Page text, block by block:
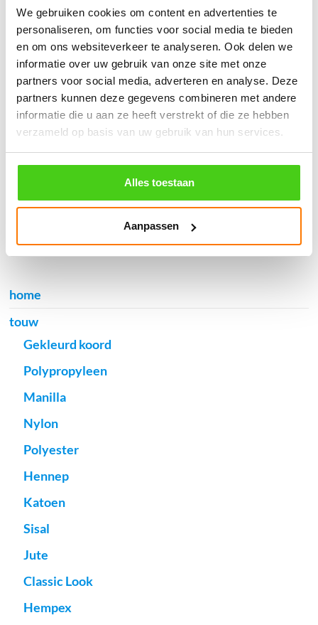
We gebruiken cookies om content en advertenties te
personaliseren, om functies voor social media te bieden
en om ons websiteverkeer te analyseren. Ook delen we
informatie over uw gebruik van onze site met onze
partners voor social media, adverteren en analyse. Deze
partners kunnen deze gegevens combineren met andere
informatie die u aan ze heeft verstrekt of die ze hebben
verzameld op basis van uw gebruik van hun services.
Alles toestaan
Aanpassen
֍ Deskundig advies en gratis proefstukjes.
֍ Verzending in Nederland, België en Duitsland.
Verzendkosten €5,45, boven €70,- gratis verstuurd
(* gewicht onder 32kg). Binnen 24 uur verstuurd.
Aantal meters worden geleverd aan een stuk.
Specifieke wensen (meerdere lengten) kunt u aangeven bij het
© 2009 - 2026 | Touwspecialist.nl
It Fjild 4 - 8621 EA Heeg - Friesland
Tel. +31(0) 629353302 -info@touwspecialist.nl
home
touw
Gekleurd koord
Polypropyleen
Manilla
Nylon
Polyester
Hennep
Katoen
Sisal
Jute
Classic Look
Hempex